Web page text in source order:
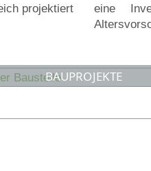
projektiert
eine
BAUPROJEKTE